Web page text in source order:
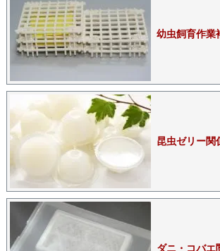
幼虫飼育作業
昆虫ゼリー関
ダニ・コバエ